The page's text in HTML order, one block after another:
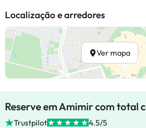
Localização e arredores
Ver mapa
Reserve em Amimir com total
Trustpilot 4.5/5